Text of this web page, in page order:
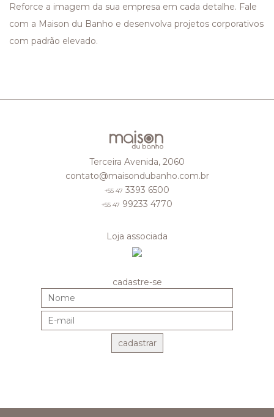
Reforce a imagem da sua empresa em cada detalhe. Fale
com a Maison du Banho e desenvolva projetos corporativos
com padrão elevado.
Terceira Avenida, 2060
contato@maisondubanho.com.br
+55 47 3393 6500
+55 47 99233 4770
Loja associada
cadastre-se
cadastrar